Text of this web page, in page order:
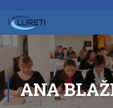
ANA